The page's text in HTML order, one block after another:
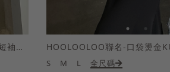
HOOLOOLOO聯名-口袋燙金KUKU熊短袖上衣
S M L 全尺碼